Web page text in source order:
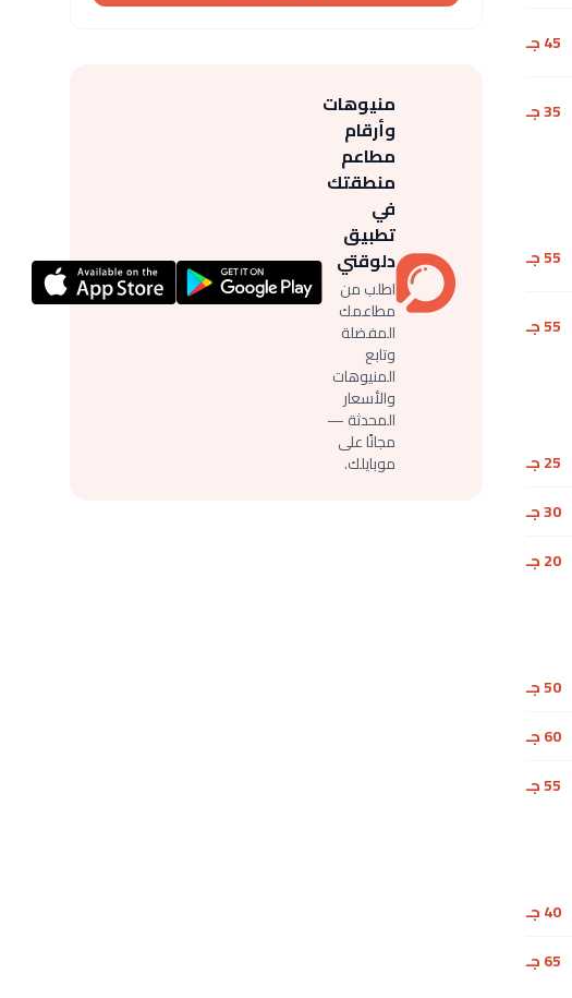
45 جـ
35 جـ
55 جـ
55 جـ
25 جـ
30 جـ
20 جـ
50 جـ
60 جـ
55 جـ
40 جـ
65 جـ
منيوهات
وأرقام
مطاعم
منطقتك
في
تطبيق
دلوقتي
اطلب من
مطاعمك
المفضلة
وتابع
المنيوهات
والأسعار
المحدثة —
مجانًا على
موبايلك.